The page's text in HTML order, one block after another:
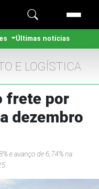
Últimas notícias
E LOGÍSTICA
frete por
dezembro
e avanço de 6,74% na